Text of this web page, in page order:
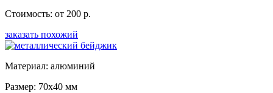
Стоимость: от 200 р.
заказать похожий
Материал: алюминий
Размер: 70x40 мм